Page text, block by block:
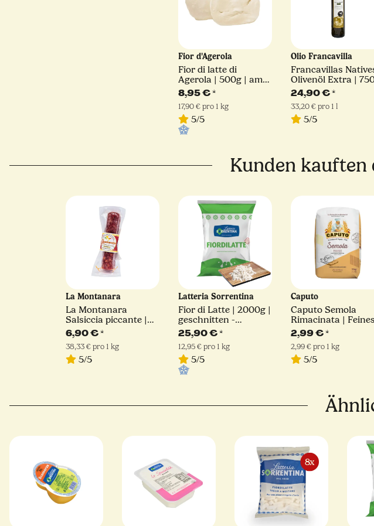
Fior d'Agerola
Fior di latte di
Agerola | 500g | am
Stück
8,95 €*
17,90 € pro 1 kg
5/5
Olio Francavilla
Francavillas
Olivenöl Extra |
ml
24,90 €*
33,20 € pro 1 l
5/5
Kunden kauften
La Montanara
La Montanara
Salsiccia piccante |
180 g
6,90 €*
38,33 € pro 1 kg
5/5
Latteria Sorrentina
Fior di Latte | 2000g |
geschnitten -
Julienne Schnitt |
Latteria Sorrentina
25,90 €*
12,95 € pro 1 kg
5/5
Caputo
Caputo Semola
Rimacinata | Feines
Hartweizengrieß |
2,99 €*
2,99 € pro 1 kg
5/5